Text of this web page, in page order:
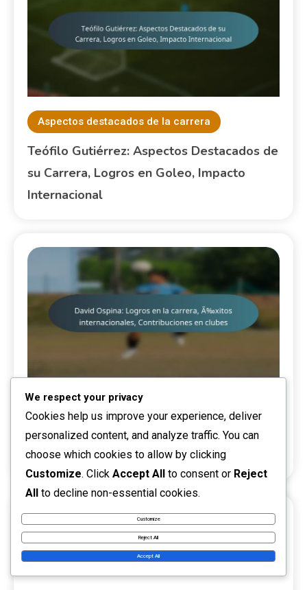
Aspectos destacados de la carrera
Teófilo Gutiérrez: Aspectos Destacados de
su Carrera, Logros en Goleo, Impacto
Internacional
Aspectos destacados de la carrera
David Ospina: Logros en la carrera, Éxitos
internacionales, Contribuciones en clubes
ENLACES
We respect your privacy
Cookies help us improve your experience, deliver
personalized content, and analyze traffic. You can
choose which cookies to allow by clicking
Customize. Click Accept All to consent or Reject
All to decline non-essential cookies.
Customize
Reject All
Accept All